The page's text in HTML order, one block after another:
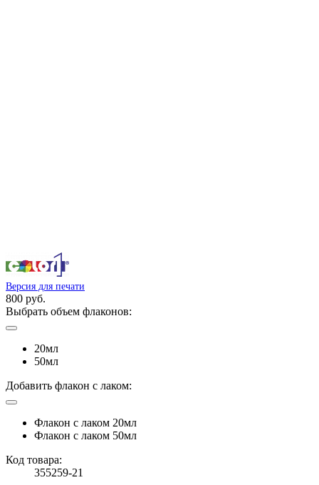
Версия для печати
800 руб.
Выбрать объем флаконов:
20мл
50мл
Добавить флакон с лаком:
Флакон с лаком 20мл
Флакон с лаком 50мл
Код товара:
355259-21